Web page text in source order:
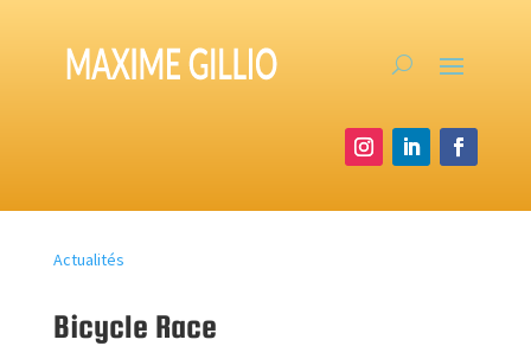
Actualités
Bicycle Race